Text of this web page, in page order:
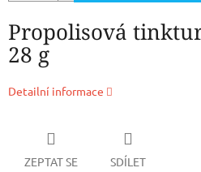
Propolisová
28 g
Detailní informace
ZEPTAT SE SDÍLET